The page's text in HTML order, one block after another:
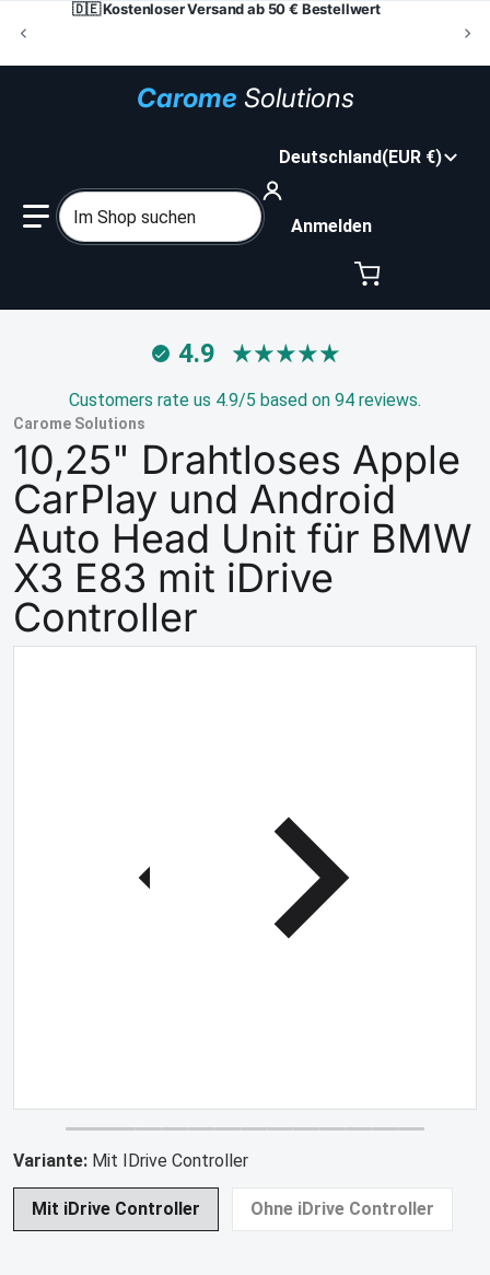
🇩🇪 Kostenloser Versand ab 50 € Bestellwert
Carome Solutions
Im Shop suchen
Land/Region
Deutschland EUR €
Anmelden
Medien 1 in der
4.9
Customers rate us 4.9/5 based on 94 reviews.
Carome Solutions
10,25" Drahtloses Apple
CarPlay und Android
Auto Head Unit für BMW
X3 E83 mit iDrive
Controller
Variante: Mit IDrive Controller
Mit iDrive Controller Ohne iDrive Controller